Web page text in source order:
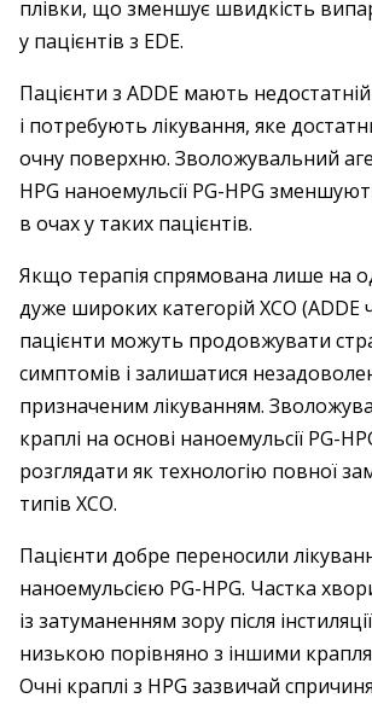
плівки, що зменшує швидкість
у пацієнтів з EDE.
Пацієнти з ADDE мають недостатній
і потребують лікування, яке
очну поверхню. Зволожувальний
HPG наноемульсії PG-HPG
в очах у таких пацієнтів.
Якщо терапія спрямована лише на
дуже широких категорій ХСО (ADDE
пацієнти можуть продовжувати
симптомів і залишатися
призначеним лікуванням.
краплі на основі наноемульсії PG-
розглядати як технологію повної
типів ХСО.
Пацієнти добре переносили
наноемульсією PG-HPG. Частка
із затуманенням зору після
низькою порівняно з іншими
Очні краплі з HPG зазвичай